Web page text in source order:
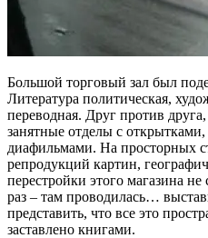
Большой торговый зал был
Литература политическая,
переводная. Друг против
занятные отделы с
диафильмами. На просторных
репродукций картин,
перестройки этого магазина
раз – там проводилась…
представить, что все это
заставлено книгами.